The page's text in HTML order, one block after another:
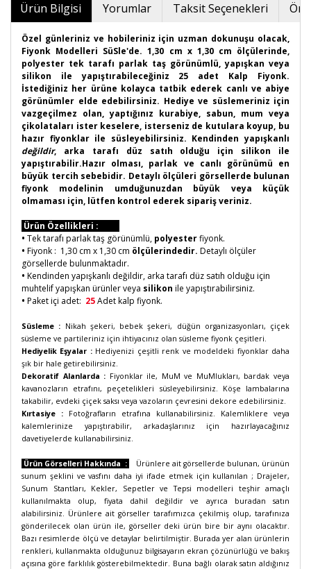
Ürün Bilgisi Yorumlar Taksit Seçenekleri
Özel günleriniz ve hobileriniz için uzman dokunuşu olacak,
Fiyonk Modelleri SüSle'de. 1,30 cm x 1,30 cm ölçülerinde,
polyester tek tarafı parlak taş görünümlü, yapışkan veya
silikon ile yapıştırabileceğiniz 25 adet Kalp Fiyonk.
İstediğiniz her ürüne kolayca tatbik ederek canlı ve abiye
görünümler elde edebilirsiniz. Hediye ve süslemeriniz için
vazgeçilmez olan, yaptığınız kurabiye, sabun, mum veya
çikolataları ister keselere, isterseniz de kutulara koyup, bu
hazır fiyonklar ile süsleyebilirsiniz. Kendinden yapışkanlı
değildir, arka tarafı düz satıh olduğu için silikon ile
yapıştırabilir.Hazır olması, parlak ve canlı görünümü en
büyük tercih sebebidir. Detaylı ölçüleri görsellerde bulunan
fiyonk modelinin umduğunuzdan büyük veya küçük
olmaması için, lütfen kontrol ederek sipariş veriniz.
Ürün Özellikleri :
• Tek tarafı parlak taş görünümlü, polyesterfiyonk.
• Fiyonk : 1,30 cm x 1,30 cm ölçülerindedir. Detaylı ölçüler
görsellerde bulunmaktadır.
• Kendinden yapışkanlı değildir, arka tarafı düz satıh olduğu için
muhtelif yapışkan ürünler veya silikon ile yapıştırabilirsiniz.
• Paket içi adet: 25Adet kalp fiyonk.
Süsleme : Nikah şekeri, bebek şekeri, düğün organizasyonları, çiçek
süsleme ve partileriniz için ihtiyacınız olan süsleme fiyonk çeşitleri.
Hediyelik Eşyalar :Hediyenizi çeşitli renk ve modeldeki fiyonklar daha
şık bir hale getirebilirsiniz.
Dekoratif Alanlarda : Fiyonklar ile, MuM ve MuMlukları, bardak veya
kavanozların etrafını, peçetelikleri süsleyebilirsiniz. Köşe lambalarına
takabilir, evdeki çiçek saksı veya vazoların çevresini dekore edebilirsiniz.
Kırtasiye : Fotoğrafların etrafına kullanabilirsiniz. Kalemliklere veya
kalemlerinize yapıştırabilir, arkadaşlarınız için hazırlayacağınız
davetiyelerde kullanabilirsiniz.
Ürün Görselleri Hakkında :
Ürünlere ait görsellerde bulunan, ürünün
sunum şeklini ve vasfını daha iyi ifade etmek için kullanılan ; Drajeler,
Sunum Stantları, Kekler, Sepetler ve Tepsi modelleri teşhir amaçlı
kullanılmakta olup, fiyata dahil değildir ve ayrıca buradan satın
alabilirsiniz. Ürünlere ait görseller tarafımızca çekilmiş olup, tarafınıza
gönderilecek olan ürün ile, görseller deki ürün bire bir aynı olacaktır.
Bazı resimlerde ölçü ve detaylar belirtilmiştir. Burada yer alan ürünlerin
renkleri, kullanmakta olduğunuz bilgisayarın ekran çözünürlüğü ve bakış
açısına göre farklılık gösterebilmektedir. Buna bağlı olarak satın aldığınız